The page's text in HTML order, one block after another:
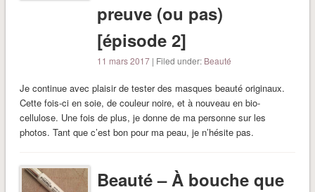
preuve (ou pas)
[épisode 2]
11 mars 2017 | Filed under: Beauté
Je continue avec plaisir de tester des masques beauté originaux.
Cette fois-ci en soie, de couleur noire, et à nouveau en bio-
cellulose. Une fois de plus, je donne de ma personne sur les
photos. Tant que c’est bon pour ma peau, je n’hésite pas.
Beauté – À bouche que